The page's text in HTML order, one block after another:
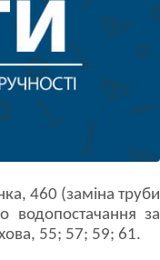
460 (заміна труби
водопостачання за
55; 57; 59; 61.